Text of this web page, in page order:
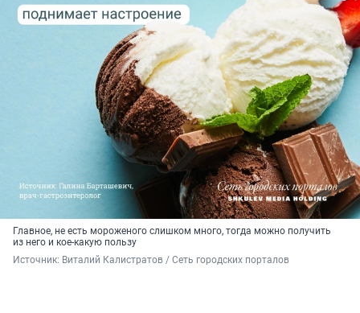
Главное, не есть мороженого слишком много, тогда можно получить
из него и кое-какую пользу
Источник: Виталий Калистратов / Сеть городских порталов